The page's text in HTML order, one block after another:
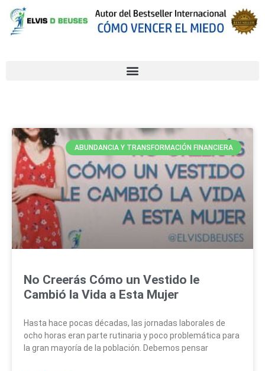
ABUNDANCIA Y TRANSFORMACIÓN FINANCIERA
No Creerás Cómo un Vestido le
Cambió la Vida a Esta Mujer
Hasta hace pocas décadas, las jornadas laborales de
ocho horas eran parte rutinaria y poco problemática para
la gran mayoría de la población. Debemos pensar